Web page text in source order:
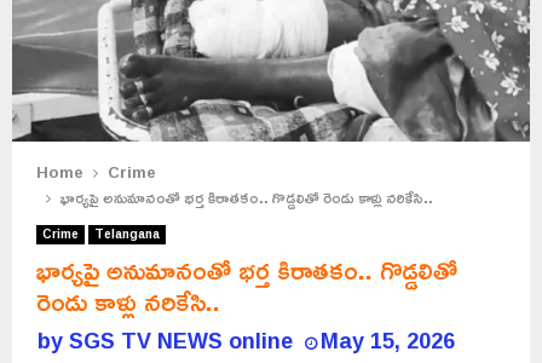
Home
Crime
భార్యపై అనుమానంతో భర్త కిరాతకం.. గొడ్డలితో రెండు కాళ్లు నరికేసి..
Crime Telangana
భార్యపై అనుమానంతో భర్త కిరాతకం.. గొడ్డలితో
రెండు కాళ్లు నరికేసి..
bySGS TV NEWS online May 15, 2026